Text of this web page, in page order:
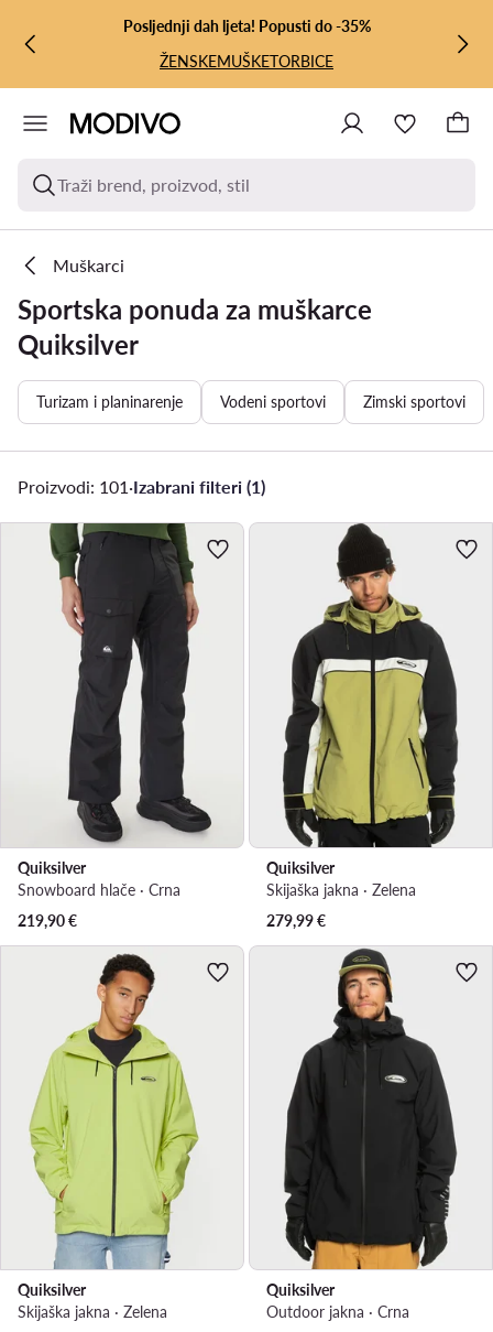
PRIJEĐI NA GLAVNI SADRŽAJ
PRIJEĐI NA PRETRAŽIVANJE
Posljednji dah ljeta! Popusti do -35%
ŽENSKEMUŠKETORBICE
Traži brend, proizvod, stil
Muškarci
Sportska ponuda za muškarce
Quiksilver
Turizam i planinarenje Vodeni sportovi Zimski sportovi
Proizvodi: 101 ·Izabrani filteri (1)
Quiksilver
Snowboard hlače · Crna
219,90€
Quiksilver
Skijaška jakna · Zelena
279,99€
Quiksilver
Skijaška jakna · Zelena
Quiksilver
Outdoor jakna · Crna